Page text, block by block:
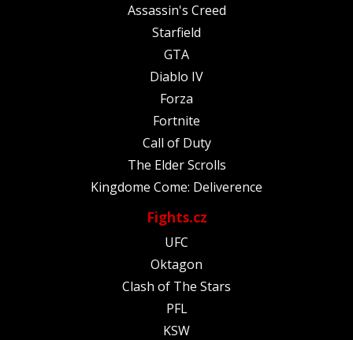
Assassin's Creed
Starfield
GTA
Diablo IV
Forza
Fortnite
Call of Duty
The Elder Scrolls
Kingdome Come: Deliverence
Fights.cz
UFC
Oktagon
Clash of The Stars
PFL
KSW